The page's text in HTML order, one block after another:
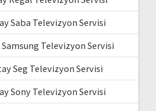
Saba Televizyon Servisi
Televizyon Servisi
Seg Televizyon Servisi
Sony Televizyon Servisi